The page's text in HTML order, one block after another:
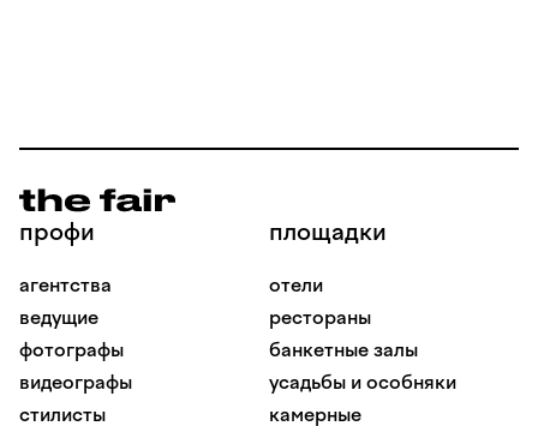
профи
агентства
ведущие
фотографы
видеографы
стилисты
площадки
отели
рестораны
банкетные залы
усадьбы и особняки
камерные